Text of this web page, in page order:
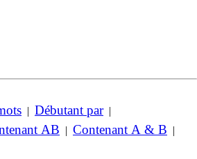
| Débutant par|
AB | Contenant A & B |